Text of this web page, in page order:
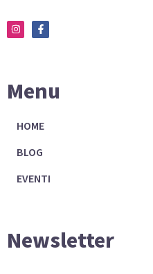
Menu
HOME
BLOG
EVENTI
Newsletter